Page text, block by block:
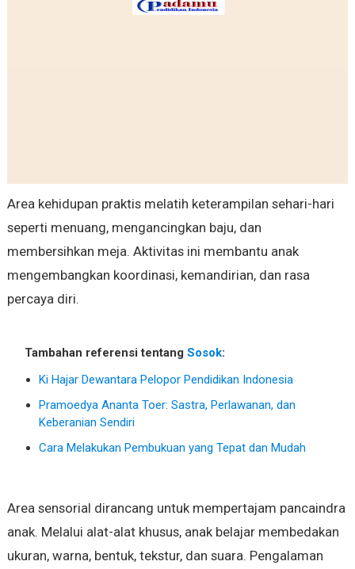
Area kehidupan praktis melatih keterampilan sehari-hari
seperti menuang, mengancingkan baju, dan
membersihkan meja. Aktivitas ini membantu anak
mengembangkan koordinasi, kemandirian, dan rasa
percaya diri.
Tambahan referensi tentang Sosok:
Ki Hajar Dewantara Pelopor Pendidikan Indonesia
Pramoedya Ananta Toer: Sastra, Perlawanan, dan
Keberanian Sendiri
Cara Melakukan Pembukuan yang Tepat dan Mudah
Area sensorial dirancang untuk mempertajam pancaindra
anak. Melalui alat-alat khusus, anak belajar membedakan
ukuran, warna, bentuk, tekstur, dan suara. Pengalaman